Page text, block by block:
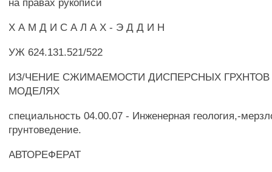
на правах рукописи
X А М Д И С А Л А X - Э Д Д И Н
УЖ 624.131.521/522
ИЗ/ЧЕНИЕ СЖИМАЕМОСТИ ДИСПЕРСНЫХ
МОДЕЛЯХ
специальность 04.00.07 - Инженерная геология,-
грунтоведение.
АВТОРЕФЕРАТ